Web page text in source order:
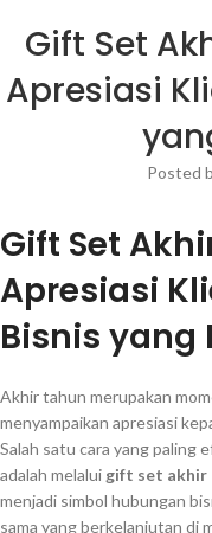
Gift Set
Apresiasi
Posted
Gift Set
Apresiasi
Bisnis yang
Akhir tahun merupakan
menyampaikan apresiasi
Salah satu cara yang paling
adalah melalui gift set akhir
menjadi simbol hubungan
sama yang berkelanjutan di